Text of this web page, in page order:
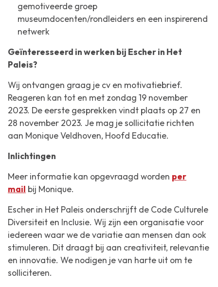
gemotiveerde groep
museumdocenten/rondleiders en een inspirerend
netwerk
Geïnteresseerd in werken bij Escher in Het
Paleis?
Wij ontvangen graag je cv en motivatiebrief.
Reageren kan tot en met zondag 19 november
2023. De eerste gesprekken vindt plaats op 27 en
28 november 2023. Je mag je sollicitatie richten
aan Monique Veldhoven, Hoofd Educatie.
Inlichtingen
Meer informatie kan opgevraagd worden per
mail bij Monique.
Escher in Het Paleis onderschrijft de Code Culturele
Diversiteit en Inclusie. Wij zijn een organisatie voor
iedereen waar we de variatie aan mensen dan ook
stimuleren. Dit draagt bij aan creativiteit, relevantie
en innovatie. We nodigen je van harte uit om te
solliciteren.